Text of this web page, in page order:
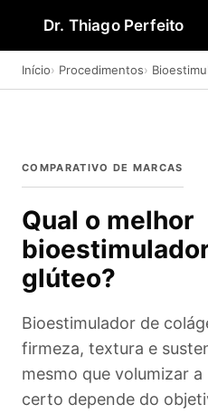
Dr. Thiago Perfeito
Início Procedimentos
COMPARATIVO DE MARCAS
Qual o melhor
glúteo?
Bioestimulador de
firmeza, textura e
mesmo que volumizar
certo depende do